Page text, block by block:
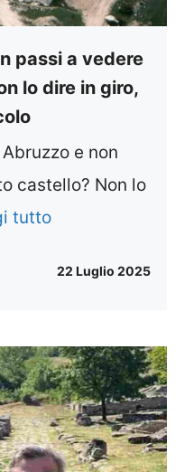
passi a vedere
lo dire in giro,
e non
castello? Non lo
tutto
22 Luglio 2025